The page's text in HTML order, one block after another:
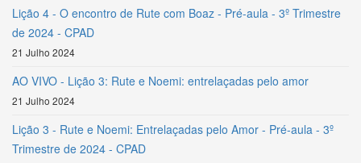
Lição 4 - O encontro de Rute com Boaz - Pré-aula - 3º Trimestre
de 2024 - CPAD
21 Julho 2024
AO VIVO - Lição 3: Rute e Noemi: entrelaçadas pelo amor
21 Julho 2024
Lição 3 - Rute e Noemi: Entrelaçadas pelo Amor - Pré-aula - 3º
Trimestre de 2024 - CPAD